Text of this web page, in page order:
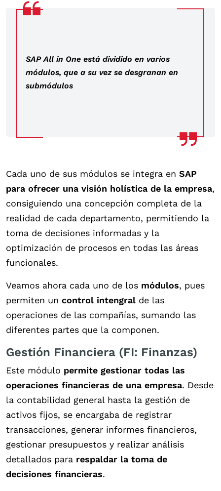
SAP All in One está dividido en varios
módulos, que a su vez se desgranan en
submódulos
Cada uno de sus módulos se integra en SAP
para ofrecer una visión holística de la empresa,
consiguiendo una concepción completa de la
realidad de cada departamento, permitiendo la
toma de decisiones informadas y la
optimización de procesos en todas las áreas
funcionales.
Veamos ahora cada uno de los módulos, pues
permiten un control intengral de las
operaciones de las compañías, sumando las
diferentes partes que la componen.
Gestión Financiera (FI: Finanzas)
Este módulo permite gestionar todas las
operaciones financieras de una empresa. Desde
la contabilidad general hasta la gestión de
activos fijos, se encargaba de registrar
transacciones, generar informes financieros,
gestionar presupuestos y realizar análisis
detallados para respaldar la toma de
decisiones financieras.